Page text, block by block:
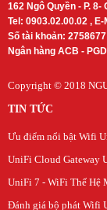
Trình bày
OPENVAS Sales Deck
Deceptive-Bytes-
Deceptive-Bytes-vs-
Deceptive-Bytes-vs-
Deceptive-Bytes-vs-
Deceptive-Bytes-vs-
Deceptive-Bytes-vs-
Deceptive-Bytes-vs-
162 Ngô Quyền - P. 8-
Tel: 0903.02.00.02 , E-
Số tài khoản: 2758677
Ngân hàng ACB -
Copyright © 2018
TIN TỨC
Ưu điểm nổi bật Wifi
UniFi Cloud Gateway
UniFi 7 - WiFi Thế Hệ
Đánh giá bộ phát Wifi